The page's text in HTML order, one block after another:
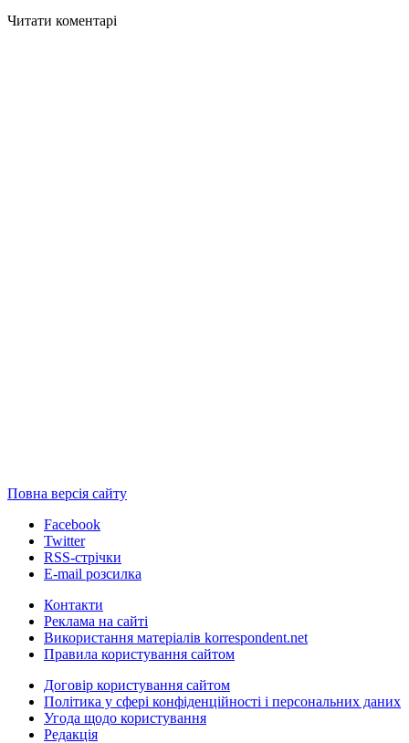
Читати коментарі
Повна версія сайту
Facebook
Twitter
RSS-стрічки
E-mail розсилка
Контакти
Реклама на сайті
Використання матеріалів korrespondent.net
Правила користування сайтом
Договір користування сайтом
Політика у сфері конфіденційності і персональних даних
Угода щодо користування
Редакція